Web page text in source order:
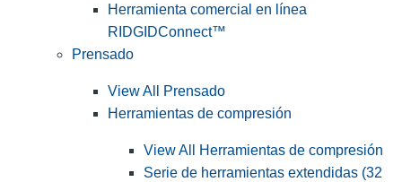
Herramienta comercial en línea
RIDGIDConnect™
Prensado
View All Prensado
Herramientas de compresión
View All Herramientas de compresión
Serie de herramientas extendidas (32